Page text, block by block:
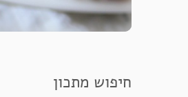
חיפוש מתכון